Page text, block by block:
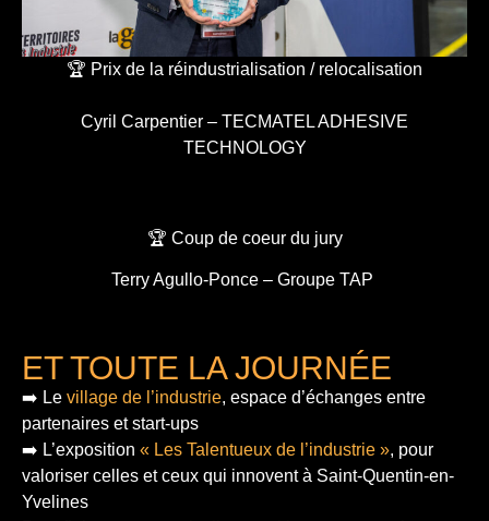
🏆 Prix de la réindustrialisation / relocalisation
Cyril Carpentier – TECMATEL ADHESIVE
TECHNOLOGY
🏆 Coup de coeur du jury
Terry Agullo-Ponce – Groupe TAP
ET TOUTE LA JOURNÉE
➡️ Le village de l’industrie, espace d’échanges entre
partenaires et start-ups
➡️ L’exposition « Les Talentueux de l’industrie », pour
valoriser celles et ceux qui innovent à Saint-Quentin-en-
Yvelines